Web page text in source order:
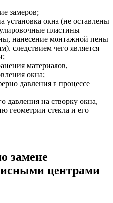
замеров;
установка окна (не оставлены
пластины
нанесение монтажной пены
следствием чего является
материалов,
окна;
давления в процессе
давления на створку окна,
геометрии стекла и его
замене
центрами